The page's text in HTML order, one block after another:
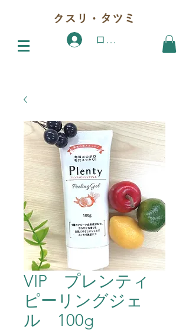
クスリ・タツミ
ログイン
VIP プレンティ
ピーリングジェ
ル 100g